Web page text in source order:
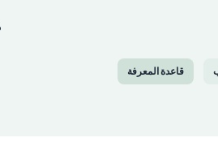
قاعدة المعرفة